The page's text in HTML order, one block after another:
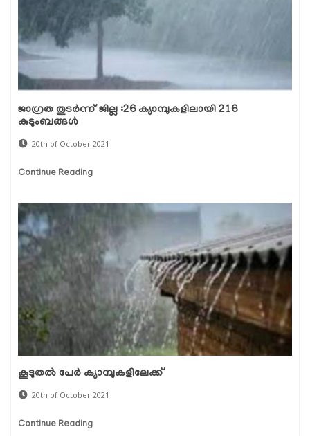
ജാഗ്രത തുടർന്ന് ജില്ല :26 ക്യാമ്പുകളിലായി 216
കുടുംബങ്ങൾ
20th of October 2021
Continue Reading
കൂടുതല്‍ പേര്‍ ക്യാമ്പുകളിലേക്ക്
20th of October 2021
Continue Reading